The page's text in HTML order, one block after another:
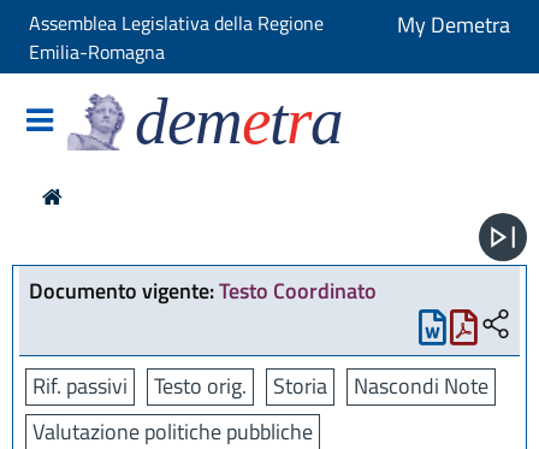
Assemblea Legislativa della Regione
Emilia-Romagna
My Demetra
demetra
Documento vigente:Testo Coordinato
Rif. passivi Testo orig. Storia
Nascondi Note
Valutazione politiche pubbliche